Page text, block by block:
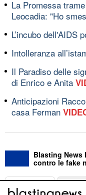
La Promessa
Leocadia: "Ho
L’incubo dell'AIDS
Intolleranza
Il Paradiso delle
di Enrico e Anita
Anticipazioni
casa Ferman
Blasting News
contro le fake
ABOUT